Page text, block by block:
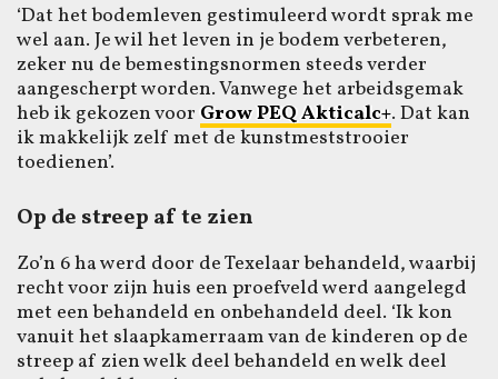
‘Dat het bodemleven gestimuleerd wordt sprak me
wel aan. Je wil het leven in je bodem verbeteren,
zeker nu de bemestingsnormen steeds verder
aangescherpt worden. Vanwege het arbeidsgemak
heb ik gekozen voor Grow PEQ Akticalc+. Dat kan
ik makkelijk zelf met de kunstmeststrooier
toedienen’.
Op de streep af te zien
Zo’n 6 ha werd door de Texelaar behandeld, waarbij
recht voor zijn huis een proefveld werd aangelegd
met een behandeld en onbehandeld deel. ‘Ik kon
vanuit het slaapkamerraam van de kinderen op de
streep af zien welk deel behandeld en welk deel